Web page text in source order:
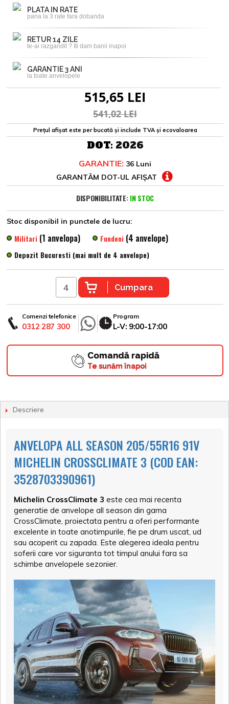
PLATA IN RATE
pana la 3 rate fara dobanda
RETUR 14 ZILE
te-ai razgandit ? Iti dam banii inapoi
GARANTIE 3 ANI
la toate anvelopele
515,65 LEI
541,02 LEI
Prețul afișat este per bucată și include TVA și ecovaloarea
DOT: 2026
GARANTIE: 36 Luni
GARANTĂM DOT-UL AFIȘAT
DISPONIBILITATE: IN STOC
Stoc disponibil in punctele de lucru:
Militari (1 anvelopa) Fundeni (4 anvelope)
Depozit Bucuresti (mai mult de 4 anvelope)
Cumpara
Comenzi telefonice
0312 287 300
Program
L-V: 9:00-17:00
Comandă rapidă
Te sunăm înapoi
Descriere
ANVELOPA ALL SEASON 205/55R16 91V
MICHELIN CROSSCLIMATE 3 (COD EAN:
3528703390961)
Michelin CrossClimate 3 este cea mai recenta
generatie de anvelope all season din gama
CrossClimate, proiectata pentru a oferi performante
excelente in toate anotimpurile, fie pe drum uscat, ud
sau acoperit cu zapada. Este alegerea ideala pentru
soferii care vor siguranta tot timpul anului fara sa
schimbe anvelopele sezonier.